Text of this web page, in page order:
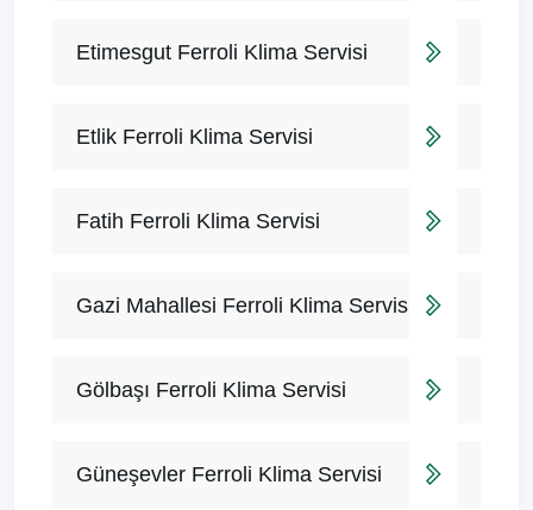
Etimesgut Ferroli Klima Servisi
Etlik Ferroli Klima Servisi
Fatih Ferroli Klima Servisi
Gazi Mahallesi Ferroli Klima Servisi
Gölbaşı Ferroli Klima Servisi
Güneşevler Ferroli Klima Servisi